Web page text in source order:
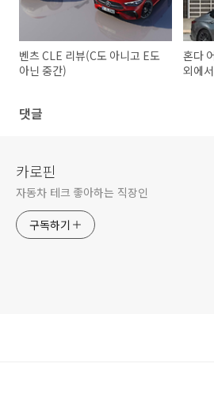
벤츠 CLE 리뷰(C도 아니고 E도
아닌 중간)
혼다
외에
댓글
카로핀
자동차 테크 좋아하는 직장인
구독하기